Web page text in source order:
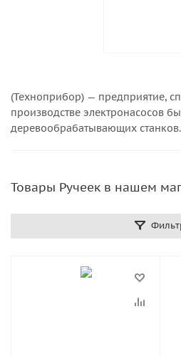
(Техноприбор) — предприятие,
производстве электронасосов
деревообрабатывающих станков.
Товары Ручеек в нашем